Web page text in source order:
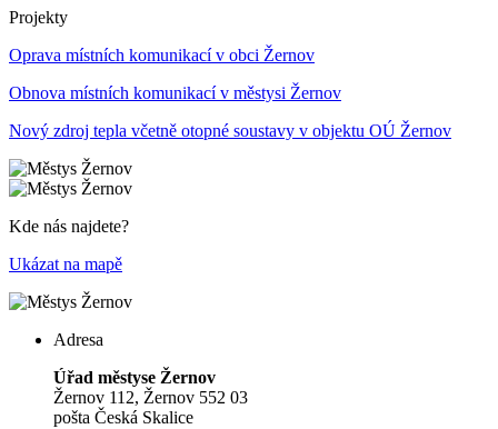
Projekty
Oprava místních komunikací v obci Žernov
Obnova místních komunikací v městysi Žernov
Nový zdroj tepla včetně otopné soustavy v objektu OÚ Žernov
Kde nás najdete?
Ukázat na mapě
Adresa
Úřad městyse Žernov
Žernov 112, Žernov 552 03
pošta Česká Skalice